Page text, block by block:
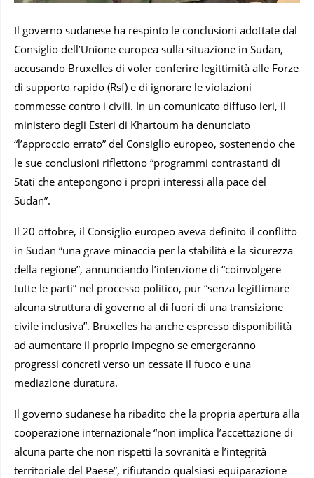
Il governo sudanese ha respinto le conclusioni adottate dal
Consiglio dell’Unione europea sulla situazione in Sudan,
accusando Bruxelles di voler conferire legittimità alle Forze
di supporto rapido (Rsf) e di ignorare le violazioni
commesse contro i civili. In un comunicato diffuso ieri, il
ministero degli Esteri di Khartoum ha denunciato
“l’approccio errato” del Consiglio europeo, sostenendo che
le sue conclusioni riflettono “programmi contrastanti di
Stati che antepongono i propri interessi alla pace del
Sudan”.
Il 20 ottobre, il Consiglio europeo aveva definito il conflitto
in Sudan “una grave minaccia per la stabilità e la sicurezza
della regione”, annunciando l’intenzione di “coinvolgere
tutte le parti” nel processo politico, pur “senza legittimare
alcuna struttura di governo al di fuori di una transizione
civile inclusiva”. Bruxelles ha anche espresso disponibilità
ad aumentare il proprio impegno se emergeranno
progressi concreti verso un cessate il fuoco e una
mediazione duratura.
Il governo sudanese ha ribadito che la propria apertura alla
cooperazione internazionale “non implica l’accettazione di
alcuna parte che non rispetti la sovranità e l’integrità
territoriale del Paese”, rifiutando qualsiasi equiparazione